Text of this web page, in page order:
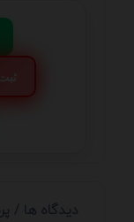
دیدگاه ها /